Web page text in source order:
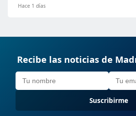
Hace 1 días
Recibe las noticias de
Suscribirme